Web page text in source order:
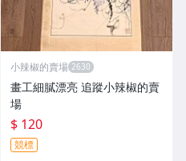
小辣椒的賣場
畫工細膩漂亮 追蹤小辣椒的賣
場
$ 120
競標